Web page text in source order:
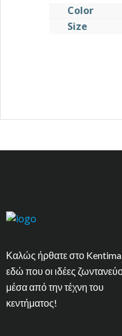
Color
Size
Καλώς ήρθατε στο
εδώ που οι ιδέες
μέσα από την τέχνη του
κεντήματος!